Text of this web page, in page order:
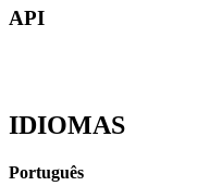
API
IDIOMAS
Português